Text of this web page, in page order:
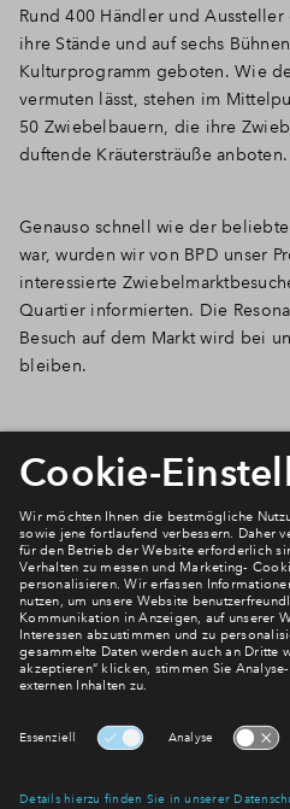
Rund 400 Händler und
ihre Stände und auf sechs
Kulturprogramm geboten. Wie
vermuten lässt, stehen im
50 Zwiebelbauern, die ihre
duftende Kräutersträuße anboten.
Genauso schnell wie der
war, wurden wir von BPD unser
interessierte
Quartier informierten. Die
Besuch auf dem Markt wird bei
bleiben.
Newsletter
Verpassen Sie zu diesem
mehr! Wir halten Sie auf dem
regelmäßig erscheinenden
über den Stand dieses und
E-Mail-Adresse